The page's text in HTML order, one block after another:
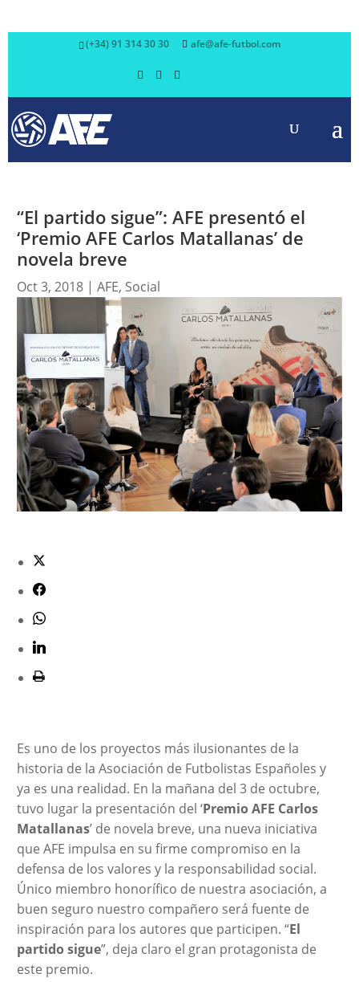
(+34) 91 314 30 30 afe@afe-futbol.com
“El partido sigue”: AFE presentó el
‘Premio AFE Carlos Matallanas’ de
novela breve
Oct 3, 2018| AFE, Social
Es uno de los proyectos más ilusionantes de la
historia de la Asociación de Futbolistas Españoles y
ya es una realidad. En la mañana del 3 de octubre,
tuvo lugar la presentación del ‘Premio AFE Carlos
Matallanas’ de novela breve, una nueva iniciativa
que AFE impulsa en su firme compromiso en la
defensa de los valores y la responsabilidad social.
Único miembro honorífico de nuestra asociación, a
buen seguro nuestro compañero será fuente de
inspiración para los autores que participen. “El
partido sigue”, deja claro el gran protagonista de
este premio.